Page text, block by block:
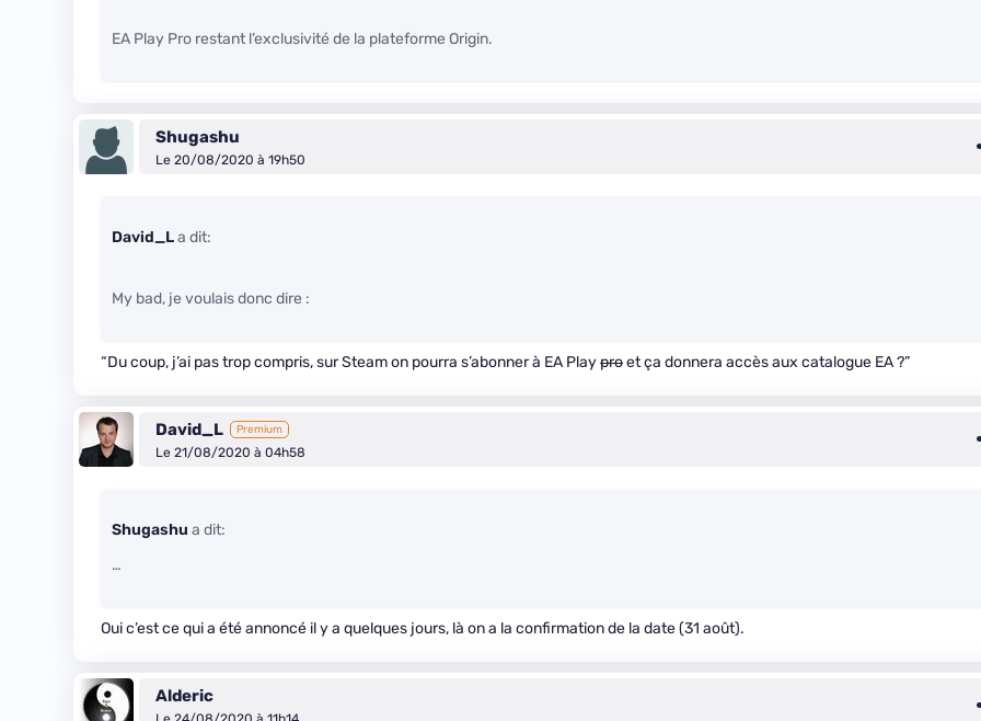
EA Play Pro restant l’exclusivité de la plateforme Origin.
Shugashu
Le 20/08/2020 à 19h50
David_La dit:
My bad, je voulais donc dire :
“Du coup, j’ai pas trop compris, sur Steam on pourra s’abonner à EA Playproet ça donnera accès aux catalogue EA ?”
David_L Premium
Le 21/08/2020 à 04h58
Shugashu a dit:
…
Oui c’est ce qui a été annoncé il y a quelques jours, là on a la confirmation de la date (31 août).
Alderic